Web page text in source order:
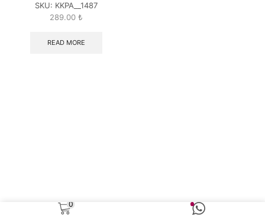
SKU: KKPA__1487
289.00 ₺
READ MORE
0